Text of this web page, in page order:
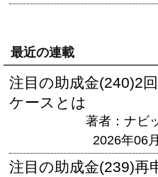
最近の連載
注目の助成金(240)2
ケースとは
著者：ナビ
2026年06
注目の助成金(239)再